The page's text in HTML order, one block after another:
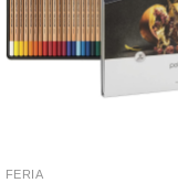
FERIA